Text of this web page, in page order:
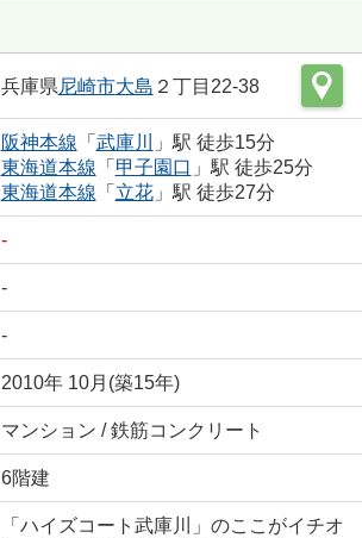
兵庫県尼崎市大島 ２丁目22-38
阪神本線 「 武庫川
」駅 徒歩15分
東海道本線 「 甲子園口 」駅 徒歩25分
東海道本線 「 立花」駅 徒歩27分
-
-
-
2010年 10月(築15年)
マンション / 鉄筋コンクリート
6階建
「ハイズコート武庫川」のここがイチオ